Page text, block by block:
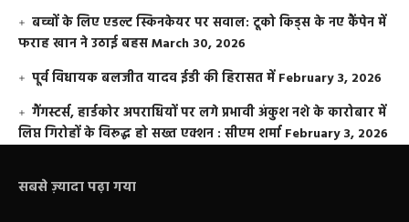
बच्चों के लिए एडल्ट स्किनकेयर पर सवाल: टूको किड्स के नए कैंपेन में
फराह खान ने उठाई बहसMarch 30, 2026
पूर्व विधायक बलजीत यादव ईडी की हिरासत में February 3, 2026
गैंगस्टर्स, हार्डकोर अपराधियों पर लगे प्रभावी अंकुश नशे के कारोबार में
लिप्त गिरोहों के विरूद्ध हो सख्त एक्शन : सीएम शर्मा February 3, 2026
सबसे ज़्यादा पढ़ा गया